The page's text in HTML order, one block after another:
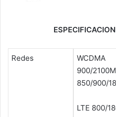
Redes
WCDMA
900/
850/900/
LTE 800/